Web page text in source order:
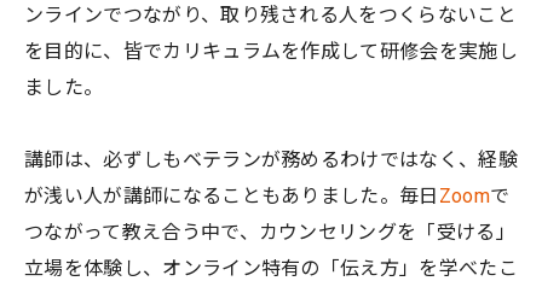
ンラインでつながり、取り残される人をつくらないこと
を目的に、皆でカリキュラムを作成して研修会を実施し
ました。
講師は、必ずしもベテランが務めるわけではなく、経験
が浅い人が講師になることもありました。毎日 Zoomで
つながって教え合う中で、カウンセリングを「受ける」
立場を体験し、オンライン特有の「伝え方」を学べたこ